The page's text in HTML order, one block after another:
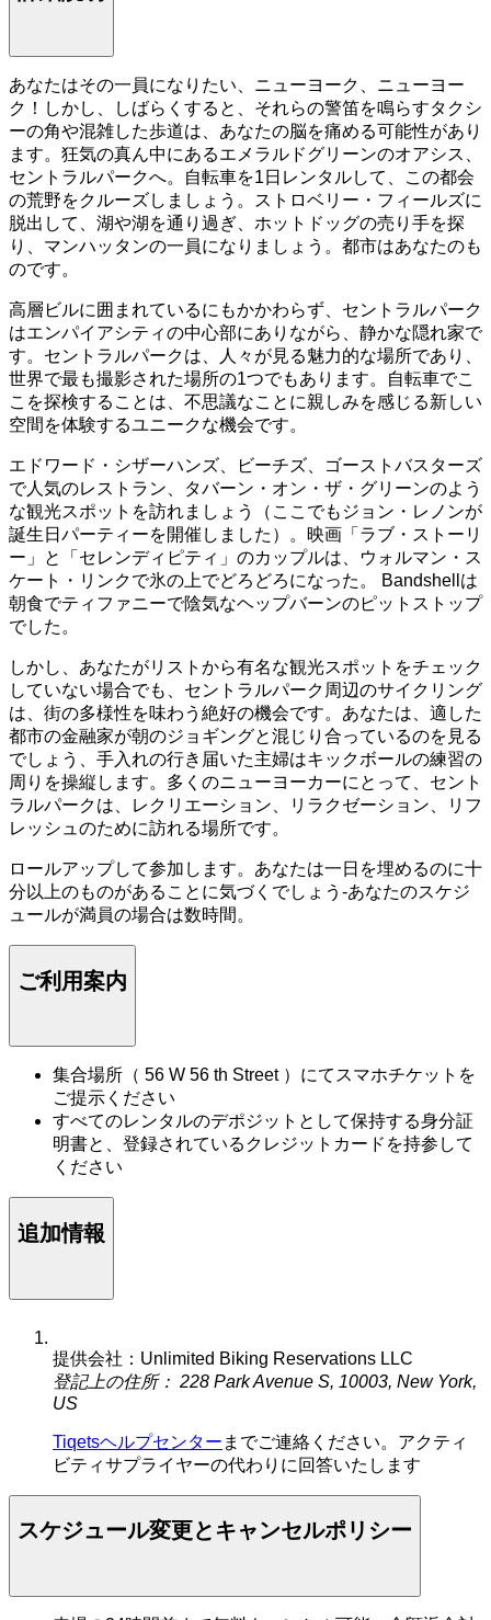
あなたはその一員になりたい、ニューヨーク、ニューヨー
ク！しかし、しばらくすると、それらの警笛を鳴らすタクシ
ーの角や混雑した歩道は、あなたの脳を痛める可能性があり
ます。狂気の真ん中にあるエメラルドグリーンのオアシス、
セントラルパークへ。自転車を1日レンタルして、この都会
の荒野をクルーズしましょう。ストロベリー・フィールズに
脱出して、湖や湖を通り過ぎ、ホットドッグの売り手を探
り、マンハッタンの一員になりましょう。都市はあなたのも
のです。
高層ビルに囲まれているにもかかわらず、セントラルパーク
はエンパイアシティの中心部にありながら、静かな隠れ家で
す。セントラルパークは、人々が見る魅力的な場所であり、
世界で最も撮影された場所の1つでもあります。自転車でこ
こを探検することは、不思議なことに親しみを感じる新しい
空間を体験するユニークな機会です。
エドワード・シザーハンズ、ビーチズ、ゴーストバスターズ
で人気のレストラン、タバーン・オン・ザ・グリーンのよう
な観光スポットを訪れましょう（ここでもジョン・レノンが
誕生日パーティーを開催しました）。映画「ラブ・ストーリ
ー」と「セレンディピティ」のカップルは、ウォルマン・ス
ケート・リンクで氷の上でどろどろになった。 Bandshellは
朝食でティファニーで陰気なヘップバーンのピットストップ
でした。
しかし、あなたがリストから有名な観光スポットをチェック
していない場合でも、セントラルパーク周辺のサイクリング
は、街の多様性を味わう絶好の機会です。あなたは、適した
都市の金融家が朝のジョギングと混じり合っているのを見る
でしょう、手入れの行き届いた主婦はキックボールの練習の
周りを操縦します。多くのニューヨーカーにとって、セント
ラルパークは、レクリエーション、リラクゼーション、リフ
レッシュのために訪れる場所です。
ロールアップして参加します。あなたは一日を埋めるのに十
分以上のものがあることに気づくでしょう-あなたのスケジ
ュールが満員の場合は数時間。
ご利用案内
集合場所（ 56 W 56 th Street ）にてスマホチケットを
ご提示ください
すべてのレンタルのデポジットとして保持する身分証
明書と、登録されているクレジットカードを持参して
ください
追加情報
提供会社：Unlimited Biking Reservations LLC
登記上の住所： 228 Park Avenue S, 10003, New York,
US
Tiqetsヘルプセンター までご連絡ください。アクティ
ビティサプライヤーの代わりに回答いたします
スケジュール変更とキャンセルポリシー